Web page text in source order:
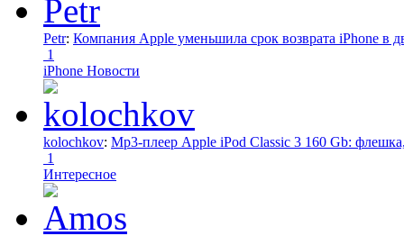
Petr: Компания Apple уменьшила срок возврата iPhone в
1
iPhone Новости
kolochkov: Mp3-плеер Apple iPod Classic 3 160 Gb:
1
Интересное